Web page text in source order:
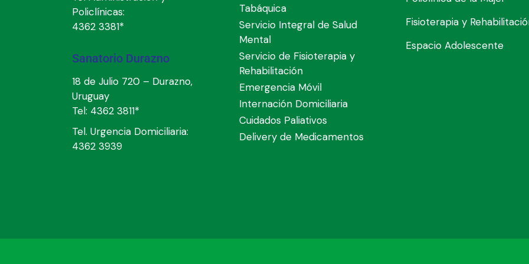
Policlínicas:
4362 3381*
Sanatorio Durazno
18 de Julio 720 – Durazno,
Uruguay
Tel: 4362 3811*
Tel. Urgencia Domiciliaria:
4362 3939
Tabáquica
Servicio Integral de Salud
Mental
Servicio de Fisioterapia y
Rehabilitación
Emergencia Móvil
Internación Domiciliaria
Cuidados Paliativos
Delivery de Medicamentos
Fisioterapia y
Espacio Adolescente